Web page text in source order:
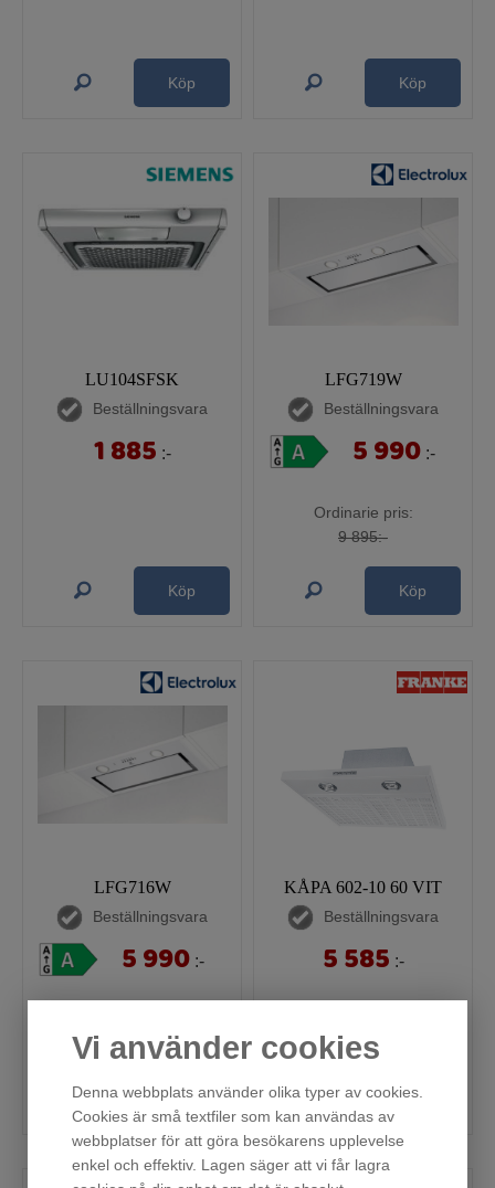
Vi använder cookies
Denna webbplats använder olika typer av cookies.
Cookies är små textfiler som kan användas av
webbplatser för att göra besökarens upplevelse
enkel och effektiv. Lagen säger att vi får lagra
Köp Köp
LU104SFSK
Beställningsvara
1 885 :-
Köp
LFG719W
Beställningsvara
5 990 :-
Ordinarie pris:
9 895:-
Köp
LFG716W
Beställningsvara
5 990 :-
9 295:-
Köp
KÅPA 602-10 60 VIT
Beställningsvara
5 585 :-
Köp